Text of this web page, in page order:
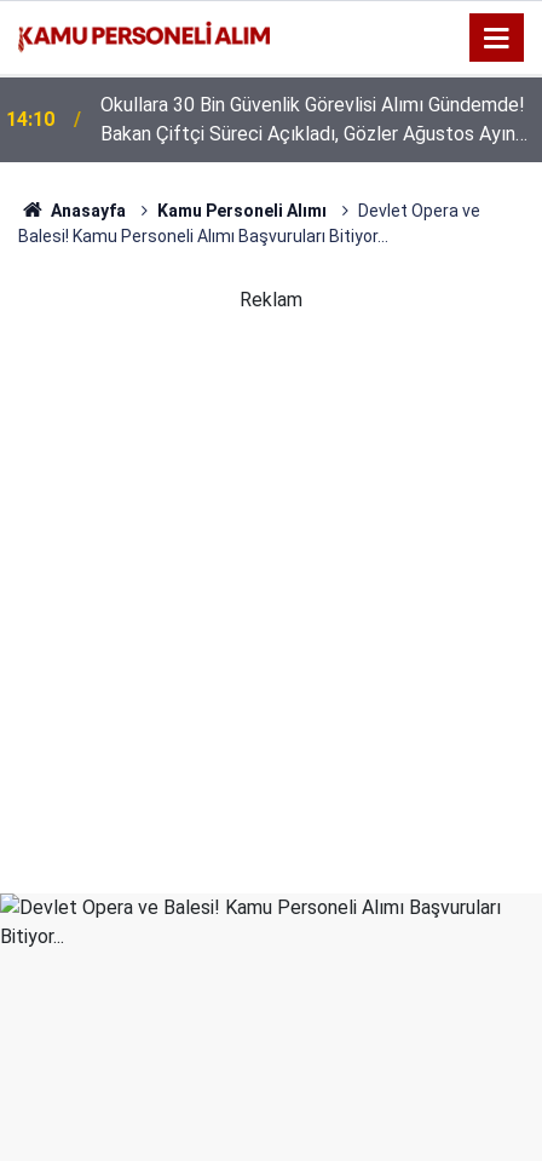
14:10
Okullara 30 Bin Güvenlik Görevlisi Alımı Gündemde!
Bakan Çiftçi Süreci Açıkladı, Gözler Ağustos Ayına
Çevrildi
Anasayfa Kamu Personeli Alımı
Devlet Opera ve
Balesi! Kamu Personeli Alımı Başvuruları Bitiyor...
Reklam